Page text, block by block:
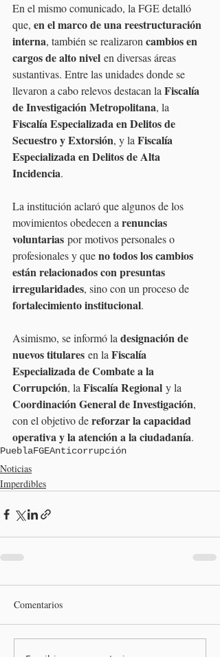
En el mismo comunicado, la FGE detalló
que, en el marco de una reestructuración
interna, también se realizaron cambios en
cargos de alto nivel en diversas áreas
sustantivas. Entre las unidades donde se
llevaron a cabo relevos destacan la Fiscalía
de Investigación Metropolitana, la
Fiscalía Especializada en Delitos de
Secuestro y Extorsión, y la Fiscalía
Especializada en Delitos de Alta
Incidencia.
La institución aclaró que algunos de los
movimientos obedecen a renuncias
voluntarias por motivos personales o
profesionales y que no todos los cambios
están relacionados con presuntas
irregularidades, sino con un proceso de
fortalecimiento institucional.
Asimismo, se informó la designación de
nuevos titulares en la Fiscalía
Especializada de Combate a la
Corrupción, la Fiscalía Regional y la
Coordinación General de Investigación,
con el objetivo de reforzar la capacidad
operativa y la atención a la ciudadanía.
PueblaFGEAnticorrupción
Noticias
Imperdibles
Comentarios